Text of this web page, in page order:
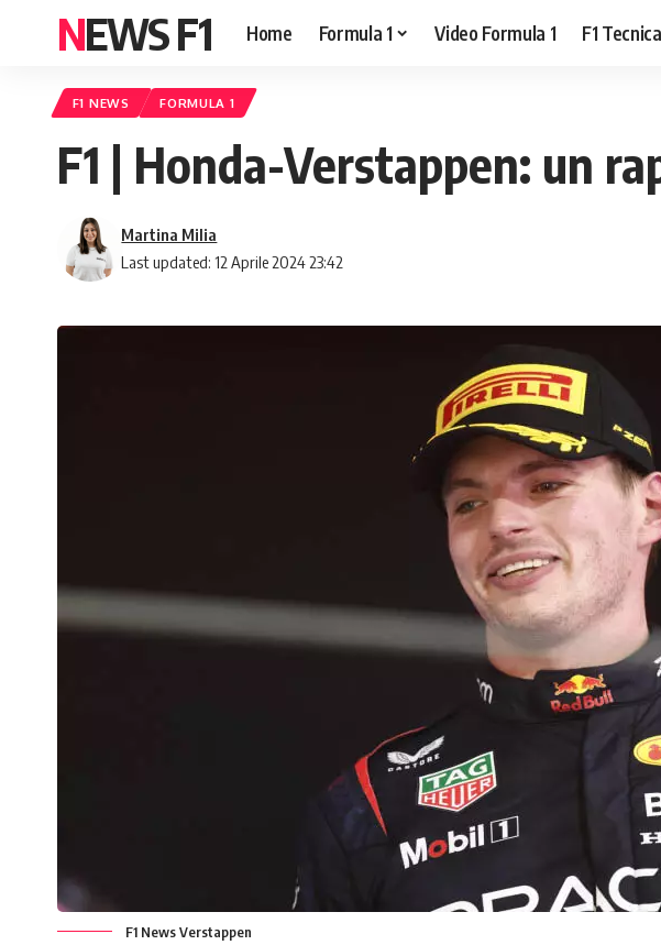
NEWS F1 Home Formula 1 Video Formula 1 F1 Tecnica
F1 NEWS FORMULA 1
F1 | Honda-Verstappen: un
Last updated: 12 Aprile 2024 23:42
Martina Milia
F1 News Verstappen